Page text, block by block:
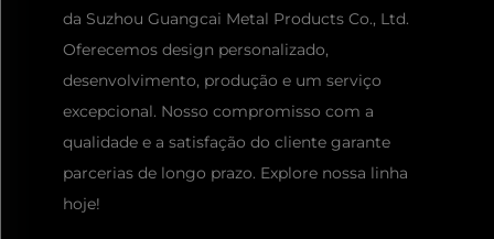
da Suzhou Guangcai Metal Products Co., Ltd.
Oferecemos design personalizado,
desenvolvimento, produção e um serviço
excepcional. Nosso compromisso com a
qualidade e a satisfação do cliente garante
parcerias de longo prazo. Explore nossa linha
hoje!